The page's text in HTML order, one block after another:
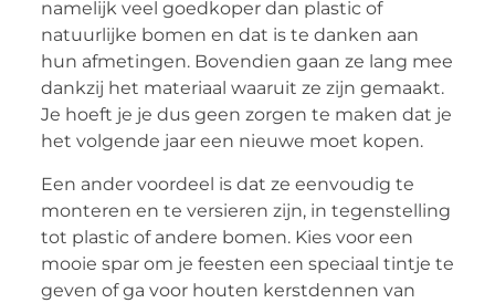
namelijk veel goedkoper dan plastic of
natuurlijke bomen en dat is te danken aan
hun afmetingen. Bovendien gaan ze lang mee
dankzij het materiaal waaruit ze zijn gemaakt.
Je hoeft je je dus geen zorgen te maken dat je
het volgende jaar een nieuwe moet kopen.
Een ander voordeel is dat ze eenvoudig te
monteren en te versieren zijn, in tegenstelling
tot plastic of andere bomen. Kies voor een
mooie spar om je feesten een speciaal tintje te
geven of ga voor houten kerstdennen van